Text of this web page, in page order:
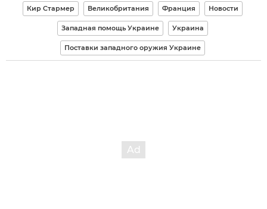
Кир Стармер Великобритания Франция Новости
Западная помощь Украине Украина
Поставки западного оружия Украине